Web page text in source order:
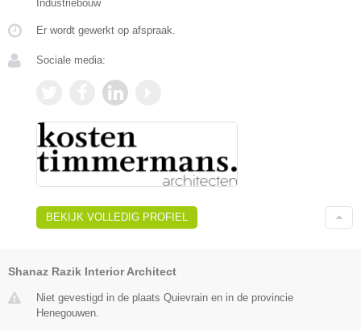
Industriebouw
Er wordt gewerkt op afspraak.
Sociale media:
BEKIJK VOLLEDIG PROFIEL
Shanaz Razik Interior Architect
Niet gevestigd in de plaats Quievrain en in de provincie
Henegouwen.